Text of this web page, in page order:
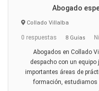
Abogado
Collado Villalba
0 respuestas 8 Guías
Abogados en Collado
despacho con un
importantes áreas de
formación, estudiamos